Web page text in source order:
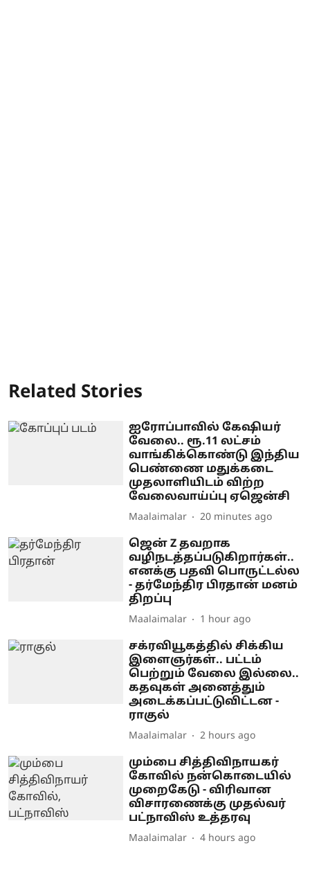
Related Stories
ஐரோப்பாவில் கேஷியர்
வேலை.. ரூ.11 லட்சம்
வாங்கிக்கொண்டு இந்திய
பெண்ணை மதுக்கடை
முதலாளியிடம் விற்ற
வேலைவாய்ப்பு ஏஜென்சி
Maalaimalar 20 minutes ago
ஜென் Z தவறாக
வழிநடத்தப்படுகிறார்கள்..
எனக்கு பதவி பொருட்டல்ல
- தர்மேந்திர பிரதான் மனம்
திறப்பு
Maalaimalar 1 hour ago
சக்ரவியூகத்தில் சிக்கிய
இளைஞர்கள்.. பட்டம்
பெற்றும் வேலை இல்லை..
கதவுகள் அனைத்தும்
அடைக்கப்பட்டுவிட்டன -
ராகுல்
Maalaimalar 2 hours ago
மும்பை சித்திவிநாயகர்
கோவில் நன்கொடையில்
முறைகேடு - விரிவான
விசாரணைக்கு முதல்வர்
பட்நாவிஸ் உத்தரவு
Maalaimalar 4 hours ago